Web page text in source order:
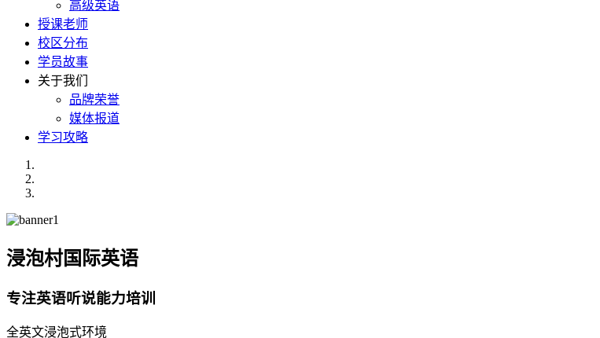
高级英语
授课老师
校区分布
学员故事
关于我们
品牌荣誉
媒体报道
学习攻略
浸泡村国际英语
专注英语听说能力培训
全英文浸泡式环境